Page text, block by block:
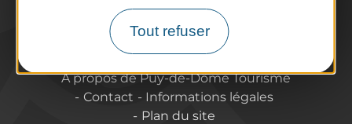
Tout refuser
Annoncer vos événements
A propos de Puy-de-Dôme Tourisme
Contact
Informations légales
Plan du site